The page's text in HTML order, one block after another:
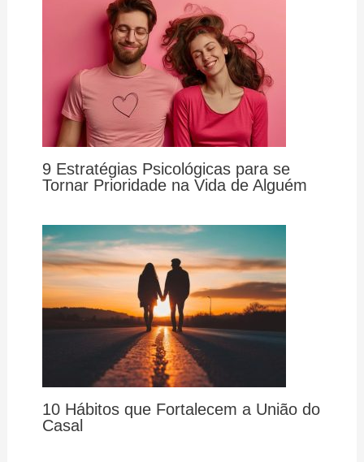
9 Estratégias Psicológicas para se
Tornar Prioridade na Vida de Alguém
10 Hábitos que Fortalecem a União do
Casal